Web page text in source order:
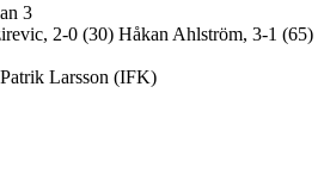
3
2-0 (30) Håkan Ahlström, 3-1 (65)
Larsson (IFK)